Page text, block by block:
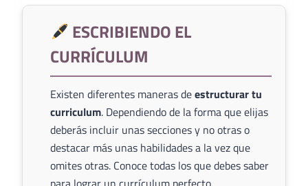
ESCRIBIENDO EL
CURRÍCULUM
Existen diferentes maneras deestructurar tu
curriculum. Dependiendo de la forma que elijas
deberás incluir unas secciones y no otras o
destacar más unas habilidades a la vez que
omites otras. Conoce todas los que debes saber